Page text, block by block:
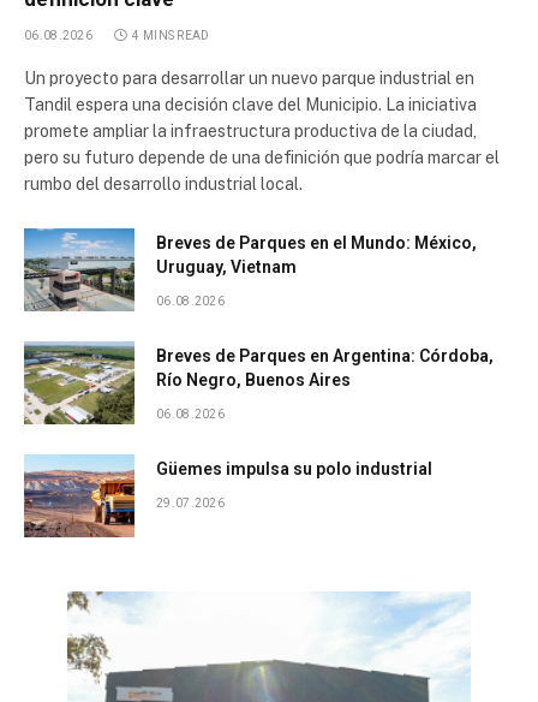
06.08.2026 4 MINS READ
Un proyecto para desarrollar un nuevo parque industrial en
Tandil espera una decisión clave del Municipio. La iniciativa
promete ampliar la infraestructura productiva de la ciudad,
pero su futuro depende de una definición que podría marcar el
rumbo del desarrollo industrial local.
Breves de Parques en el Mundo: México,
Uruguay, Vietnam
06.08.2026
Breves de Parques en Argentina: Córdoba,
Río Negro, Buenos Aires
06.08.2026
Güemes impulsa su polo industrial
29.07.2026